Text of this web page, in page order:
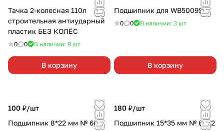
Тачка 2-колесная 110л
строительная антиударный
пластик БЕЗ КОЛЁС
0 0 В наличии: 9 шт
В корзину
Подшипник для WB5009S
0 0 В наличии: 3 шт
В корзину
100 ₽/шт
Подшипник 8*22 мм № 608
180 ₽/шт
Подшипник 15*35 мм № 6202